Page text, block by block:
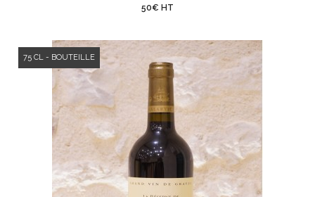
50€ HT
75 CL - BOUTEILLE